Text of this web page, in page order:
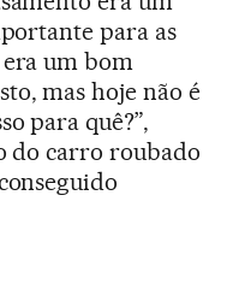
para as
era um bom
mas hoje não é
para quê?”,
do carro roubado